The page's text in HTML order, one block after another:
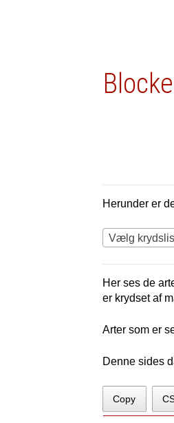
Herunder er
Vælg
Her ses de
er krydset af
Arter som er
Denne sides
Copy